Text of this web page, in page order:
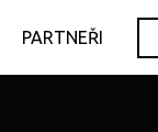
PARTNEŘI